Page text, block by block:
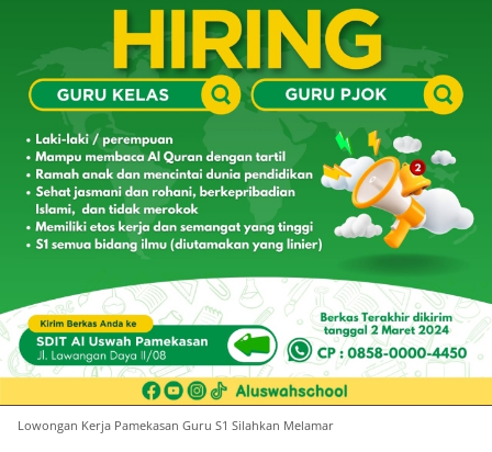
Lowongan Kerja Pamekasan Guru S1 Silahkan Melamar